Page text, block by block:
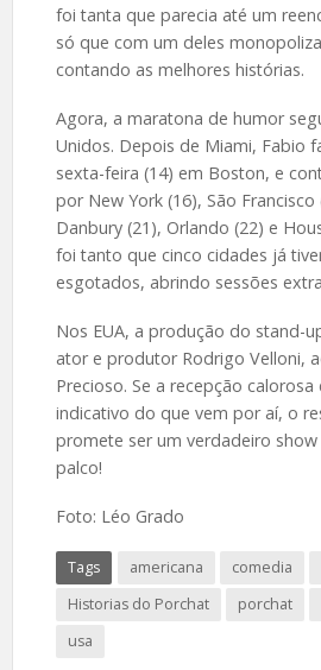
foi tanta que parecia até um
só que com um deles
contando as melhores histórias.
Agora, a maratona de humor
Unidos. Depois de Miami, Fabio
sexta-feira (14) em Boston, e
por New York (16), São Francisco
Danbury (21), Orlando (22) e
foi tanto que cinco cidades já
esgotados, abrindo sessões
Nos EUA, a produção do stand-
ator e produtor Rodrigo Velloni,
Precioso. Se a recepção
indicativo do que vem por aí, o
promete ser um verdadeiro
palco!
Foto: Léo Grado
Tags americana comedia
Historias do Porchat
porchat
usa